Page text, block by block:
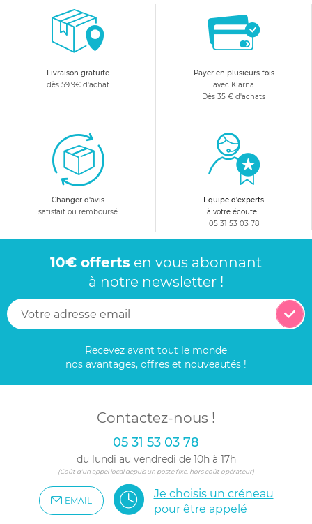
Livraison gratuite
dès 59.9€ d'achat
Payer en plusieurs fois
avec Klarna
Dès 35 € d'achats
Changer d'avis
satisfait ou remboursé
Equipe d'experts
à votre écoute :
05 31 53 03 78
10€ offerts en vous abonnant
à notre newsletter !
Recevez avant tout le monde
nos avantages, offres et nouveautés !
Contactez-nous !
05 31 53 03 78
du lundi au vendredi de 10h à 17h
(Coût d'un appel local depuis un poste fixe, hors coût opérateur)
EMAIL
Je choisis un créneau
pour être appelé